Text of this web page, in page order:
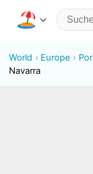
World Europe
Navarra